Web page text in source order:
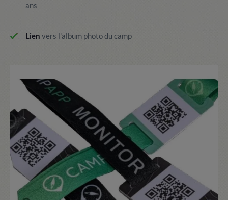
ans
Lien vers l'album photo du camp